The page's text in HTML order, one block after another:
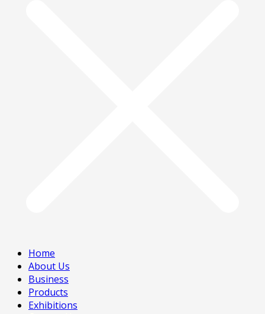
Home
About Us
Business
Products
Exhibitions